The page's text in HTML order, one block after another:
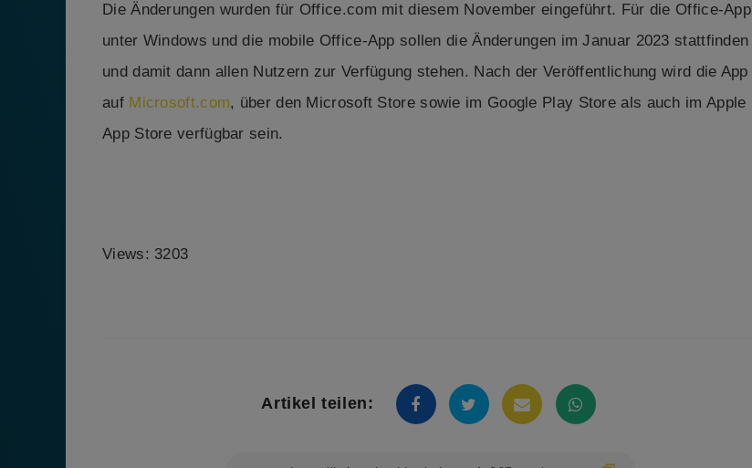
Die Änderungen wurden für Office.com mit diesem November eingeführt. Für die Office-App
unter Windows und die mobile Office-App sollen die Änderungen im Januar 2023 stattfinden
und damit dann allen Nutzern zur Verfügung stehen. Nach der Veröffentlichung wird die App
auf Microsoft.com, über den Microsoft Store sowie im Google Play Store als auch im Apple
App Store verfügbar sein.
Views: 3203
Artikel teilen: